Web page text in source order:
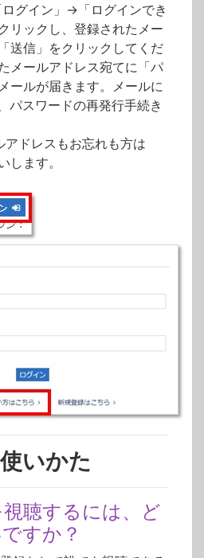
グイン」→「ログインでき
リックし、登録されたメー
送信」をクリックしてくだ
メールアドレス宛てに「パ
ールが届きます。メールに
パスワードの再発行手続き
ドレスもお忘れも方は
します。
いかた
聴するには、ど
すか？